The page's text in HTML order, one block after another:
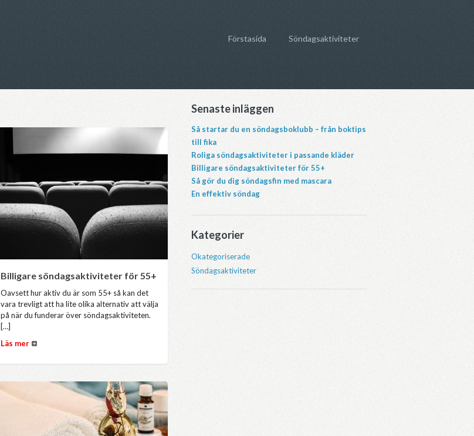
Förstasida Söndagsaktiviteter
Billigare söndagsaktiviteter för 55+
Oavsett hur aktiv du är som 55+ så kan det
vara trevligt att ha lite olika alternativ att välja
på när du funderar över söndagsaktiviteten.
[…]
Läs mer
Senaste inläggen
Så startar du en söndagsboklubb – från boktips
till fika
Roliga söndagsaktiviteter i passande kläder
Billigare söndagsaktiviteter för 55+
Så gör du dig söndagsfin med mascara
En effektiv söndag
Kategorier
Okategoriserade
Söndagsaktiviteter